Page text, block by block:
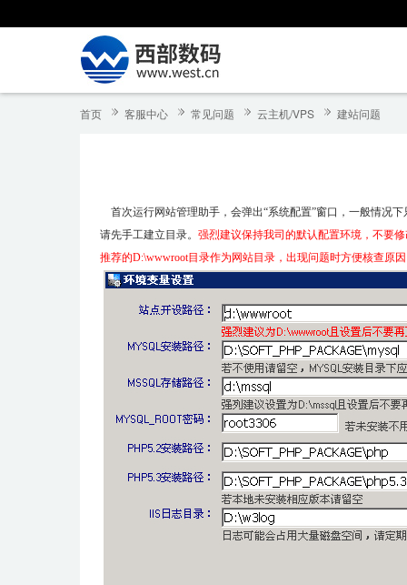
首页 客服中心 常见问题 云主机/VPS 建站问题
首次运行网站管理助手，会弹出“系统配置”窗口，一般情况
请先手工建立目录。 强烈建议保持我司的默认配置环境，不要
推荐的D:\wwwroot目录作为网站目录，出现问题时方便核查原